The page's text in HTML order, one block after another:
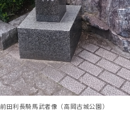
前田利長騎馬武者像（高岡古城公園）